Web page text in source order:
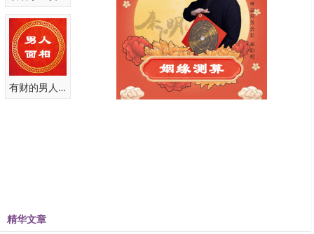
三命通会 丁丑日不同时辰生人命运解析
有财的男人面相
精华文章